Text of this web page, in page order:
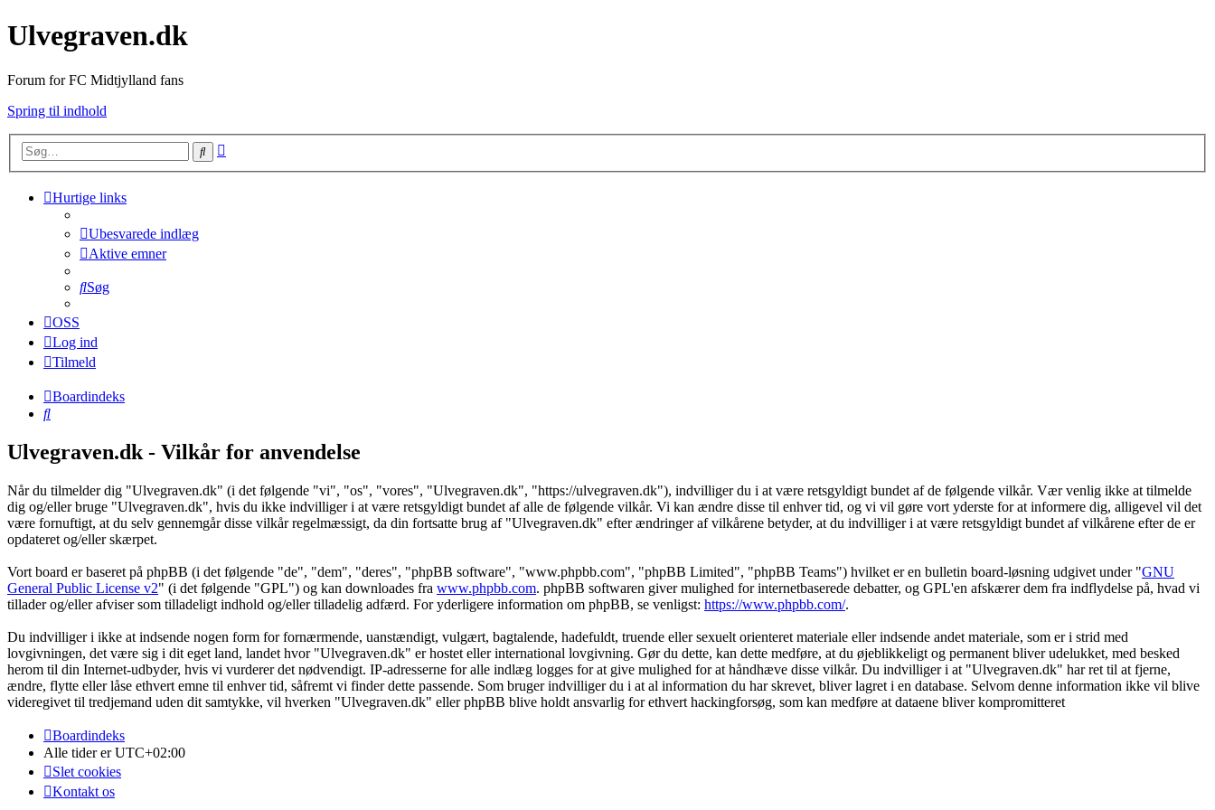
Ulvegraven.dk
Forum for FC Midtjylland fans
Spring til indhold
Søg
Hurtige links
Ubesvarede indlæg
Aktive emner
Søg
OSS
Log ind
Tilmeld
Boardindeks
Søg
Ulvegraven.dk - Vilkår for anvendelse
Når du tilmelder dig "Ulvegraven.dk" (i det følgende "vi", "os", "vores", "Ulvegraven.dk", "https://ulvegraven.dk"), indvilliger du i at være retsgyldigt bundet af de følgende vilkår. Vær venlig ikke at tilmelde
dig og/eller bruge "Ulvegraven.dk", hvis du ikke indvilliger i at være retsgyldigt bundet af alle de følgende vilkår. Vi kan ændre disse til enhver tid, og vi vil gøre vort yderste for at informere dig, alligevel vil det
være fornuftigt, at du selv gennemgår disse vilkår regelmæssigt, da din fortsatte brug af "Ulvegraven.dk" efter ændringer af vilkårene betyder, at du indvilliger i at være retsgyldigt bundet af vilkårene efter de er
opdateret og/eller skærpet.
Vort board er baseret på phpBB (i det følgende "de", "dem", "deres", "phpBB software", "www.phpbb.com", "phpBB Limited", "phpBB Teams") hvilket er en bulletin board-løsning udgivet under "GNU
General Public License v2" (i det følgende "GPL") og kan downloades fra www.phpbb.com. phpBB softwaren giver mulighed for internetbaserede debatter, og GPL'en afskærer dem fra indflydelse på, hvad vi
tillader og/eller afviser som tilladeligt indhold og/eller tilladelig adfærd. For yderligere information om phpBB, se venligst: https://www.phpbb.com/.
Du indvilliger i ikke at indsende nogen form for fornærmende, uanstændigt, vulgært, bagtalende, hadefuldt, truende eller sexuelt orienteret materiale eller indsende andet materiale, som er i strid med
lovgivningen, det være sig i dit eget land, landet hvor "Ulvegraven.dk" er hostet eller international lovgivning. Gør du dette, kan dette medføre, at du øjeblikkeligt og permanent bliver udelukket, med besked
herom til din Internet-udbyder, hvis vi vurderer det nødvendigt. IP-adresserne for alle indlæg logges for at give mulighed for at håndhæve disse vilkår. Du indvilliger i at "Ulvegraven.dk" har ret til at fjerne,
ændre, flytte eller låse ethvert emne til enhver tid, såfremt vi finder dette passende. Som bruger indvilliger du i at al information du har skrevet, bliver lagret i en database. Selvom denne information ikke vil blive
videregivet til tredjemand uden dit samtykke, vil hverken "Ulvegraven.dk" eller phpBB blive holdt ansvarlig for ethvert hackingforsøg, som kan medføre at dataene bliver kompromitteret
Boardindeks
Alle tider erUTC+02:00
Slet cookies
Kontakt os